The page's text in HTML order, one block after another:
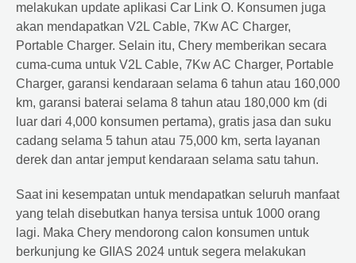
melakukan update aplikasi Car Link O. Konsumen juga
akan mendapatkan V2L Cable, 7Kw AC Charger,
Portable Charger. Selain itu, Chery memberikan secara
cuma-cuma untuk V2L Cable, 7Kw AC Charger, Portable
Charger, garansi kendaraan selama 6 tahun atau 160,000
km, garansi baterai selama 8 tahun atau 180,000 km (di
luar dari 4,000 konsumen pertama), gratis jasa dan suku
cadang selama 5 tahun atau 75,000 km, serta layanan
derek dan antar jemput kendaraan selama satu tahun.
Saat ini kesempatan untuk mendapatkan seluruh manfaat
yang telah disebutkan hanya tersisa untuk 1000 orang
lagi. Maka Chery mendorong calon konsumen untuk
berkunjung ke GIIAS 2024 untuk segera melakukan